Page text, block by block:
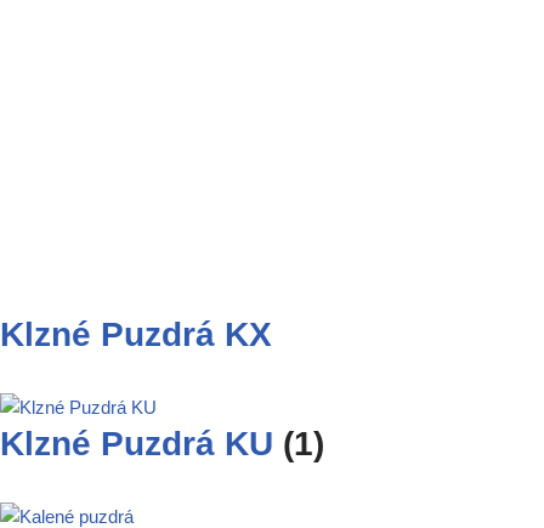
Klzné Puzdrá KX
Klzné Puzdrá KU (1)